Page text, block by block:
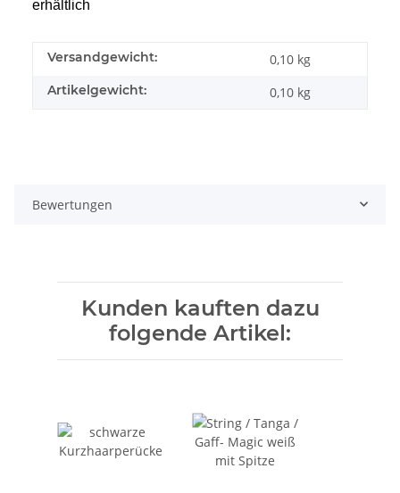
erhältlich
Versandgewicht: 0,10 kg
Artikelgewicht: 0,10 kg
Bewertungen
Kunden kauften dazu
folgende Artikel: